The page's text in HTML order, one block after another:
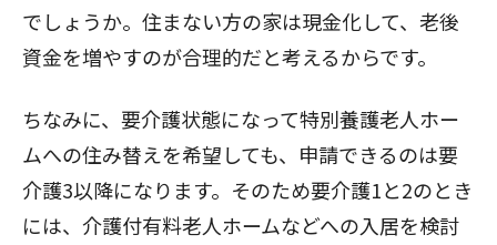
でしょうか。住まない方の家は現金化して、老後
資金を増やすのが合理的だと考えるからです。
ちなみに、要介護状態になって特別養護老人ホー
ムへの住み替えを希望しても、申請できるのは要
介護3以降になります。そのため要介護1と2のとき
には、介護付有料老人ホームなどへの入居を検討